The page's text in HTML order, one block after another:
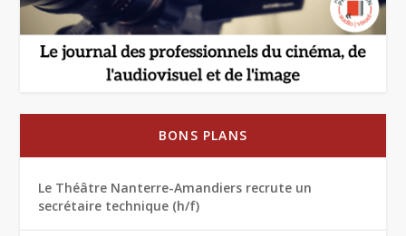
BONS PLANS
Le Théâtre Nanterre-Amandiers recrute un
secrétaire technique (h/f)